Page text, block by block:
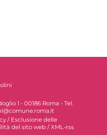
1 - 00186 Roma - Tel.
/ Esclusione delle
del sito web / XML-rss